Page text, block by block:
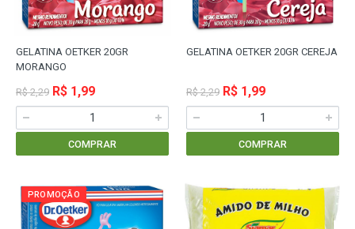
GELATINA OETKER 20GR
MORANGO
R$ 2,29 R$ 1,99
COMPRAR
GELATINA OETKER 20GR CEREJA
R$ 2,29 R$ 1,99
COMPRAR
PROMOÇÃO